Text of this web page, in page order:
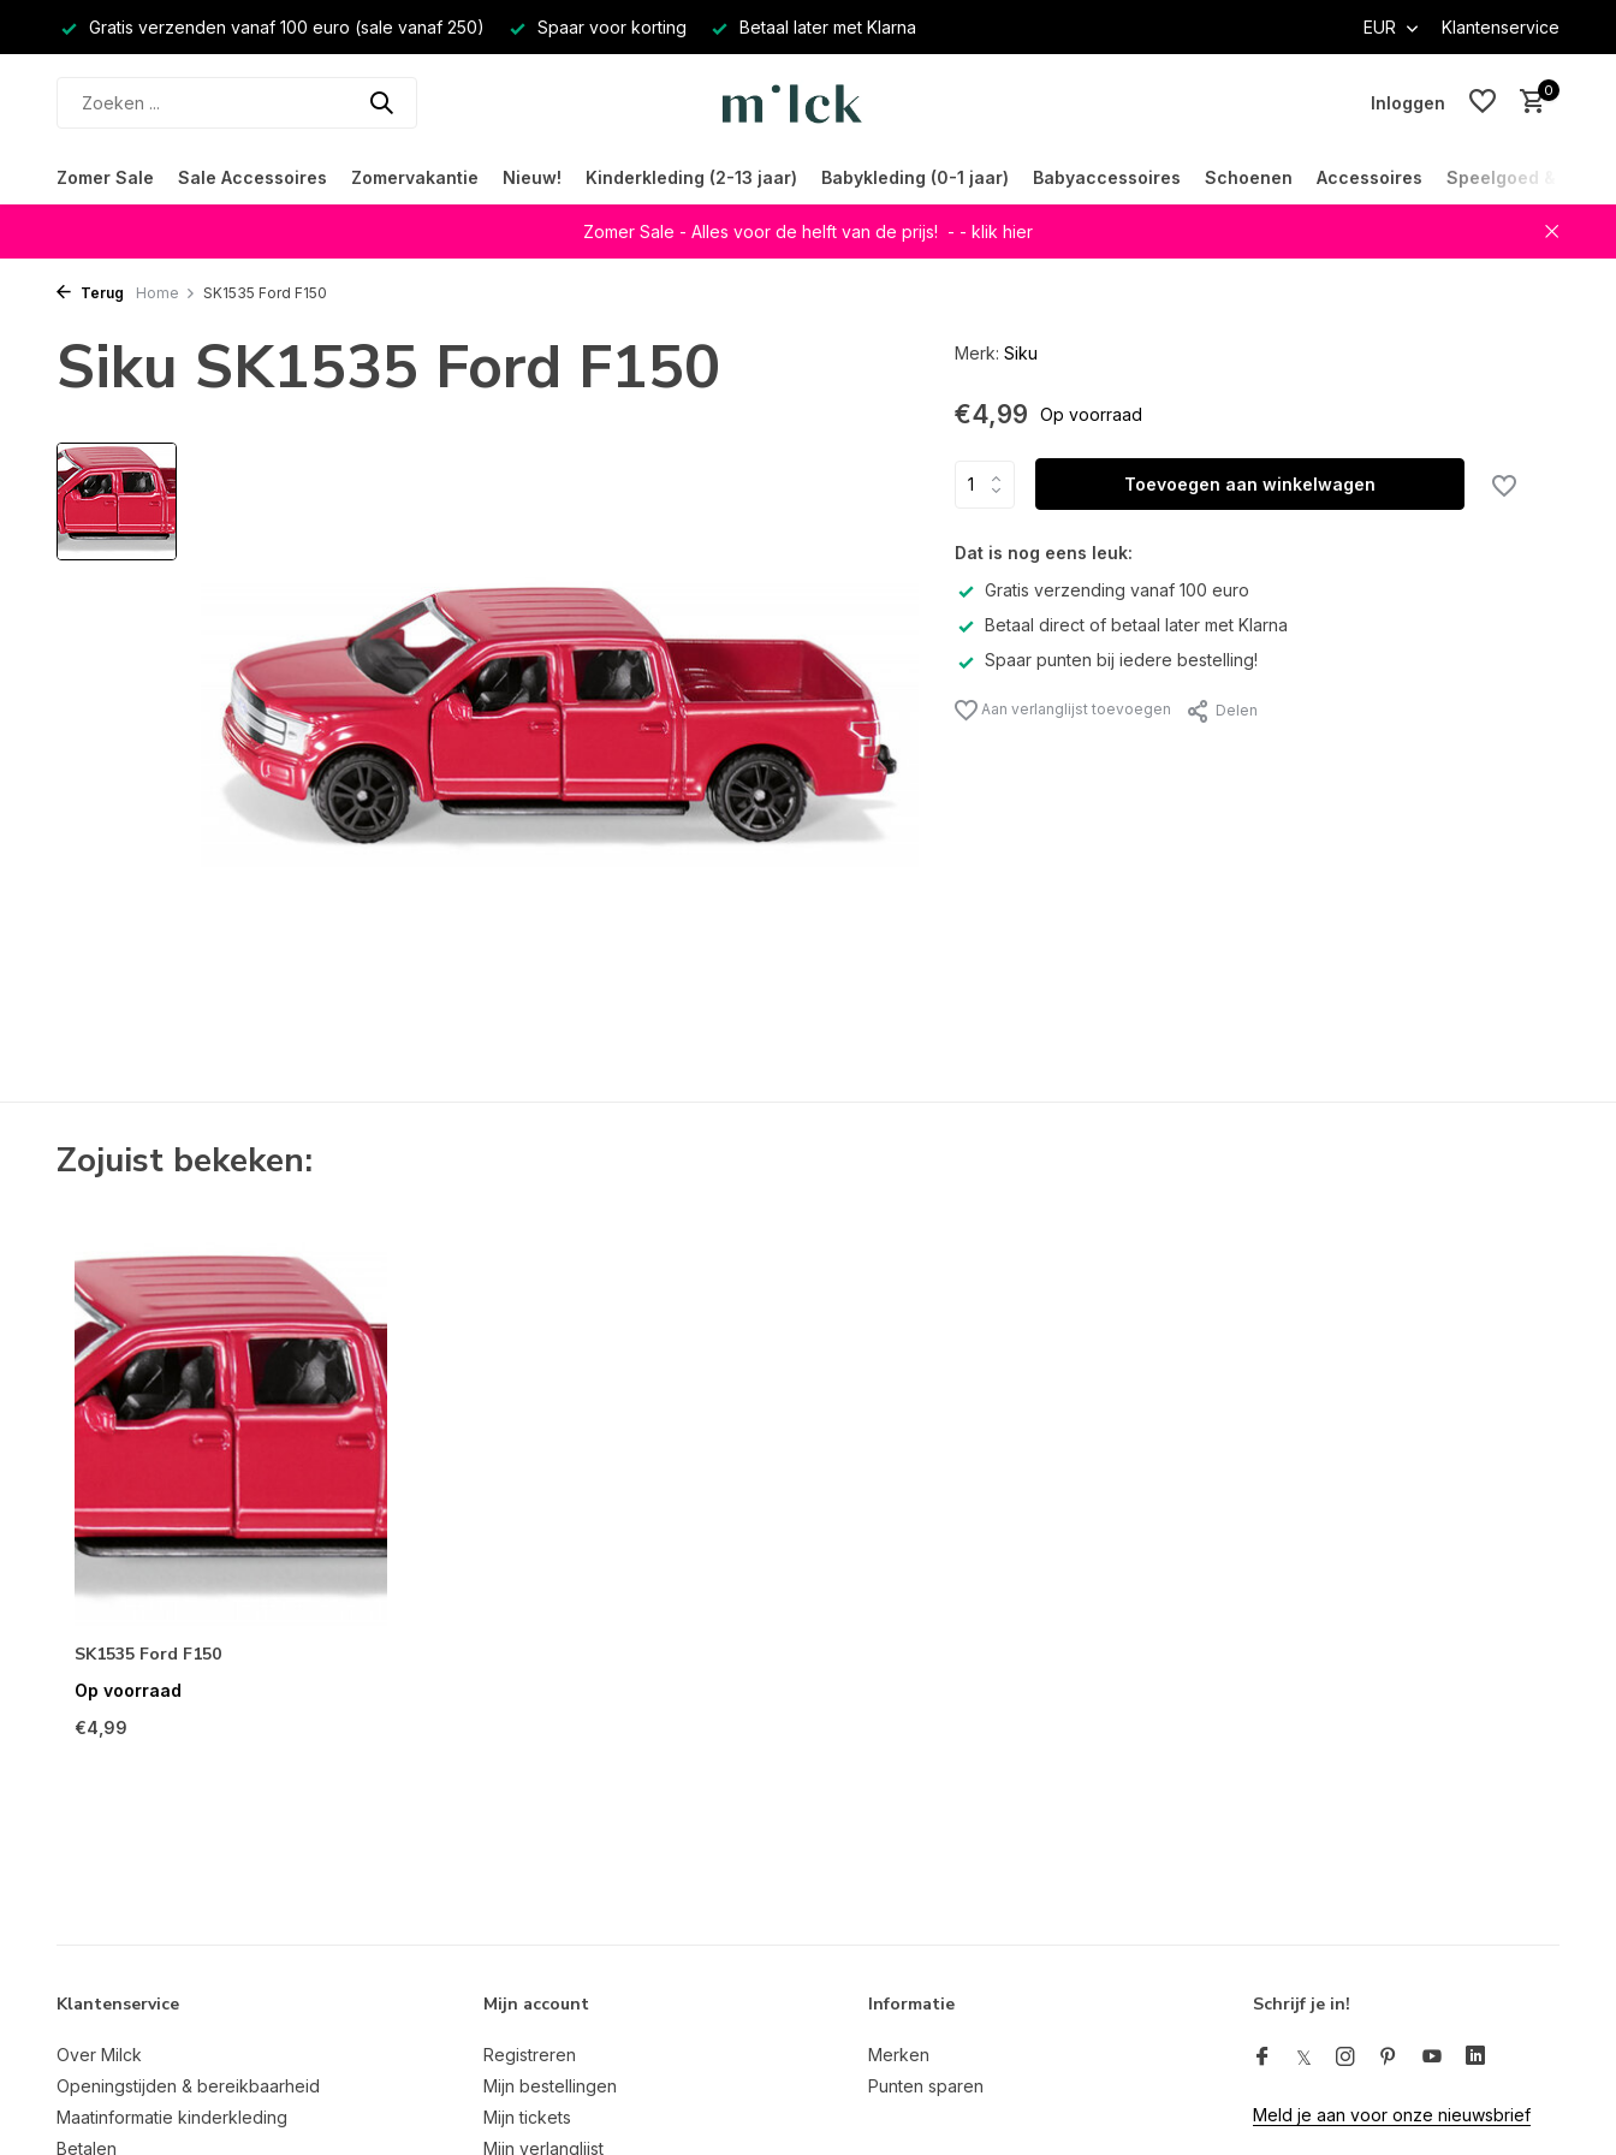
Gratis verzenden vanaf 100 euro (sale vanaf 250) Spaar voor korting Betaal later met Klarna EUR Klantenservice
Inloggen
0
Zomer Sale Sale Accessoires Zomervakantie Nieuw! Kinderkleding (2-13 jaar) Babykleding (0-1 jaar) Babyaccessoires Schoenen Accessoires Speelgoed &
Zomer Sale - Alles voor de helft van de prijs! - - klik hier
Terug Home SK1535 Ford F150
Siku SK1535 Ford F150 Merk: Siku
€4,99 Op voorraad
Toevoegen aan winkelwagen
Dat is nog eens leuk:
Gratis verzending vanaf 100 euro
Betaal direct of betaal later met Klarna
Spaar punten bij iedere bestelling!
Aan verlanglijst toevoegen Delen
Zojuist bekeken:
SK1535 Ford F150
Op voorraad
€4,99
Klantenservice
Over Milck
Openingstijden & bereikbaarheid
Maatinformatie kinderkleding
Betalen
Mijn account
Registreren
Mijn bestellingen
Mijn tickets
Mijn verlanglijst
Informatie
Merken
Punten sparen
Schrijf je in!
Meld je aan voor onze nieuwsbrief